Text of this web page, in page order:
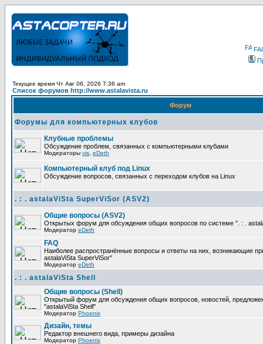
Текущее время Чт Авг 06, 2026 7:36 am
Список форумов http://www.astalavista.ru
Форум
Форумы для компьютерных клубов
Клубные проблемы
Обсуждение проблем, связанных с компьютерными клубами
Модераторы vis eDeth
Компьютерный клуб под Linux
Обсуждение вопросов, связанных с переходом клубов на Linux
. : . astalaViSta SuperViSor (ASV2)
Общие вопросы (ASV2)
Открытых форум для обсуждения общих вопросов по системе ". : .
Модератор eDeth
FAQ
Наиболее распространённые вопросы и ответы на них, возникающие
astalaViSta SuperViSor"
Модератор eDeth
. : . astalaViSta Shell
Общие вопросы (Shell)
Открытый форум для обсуждения общих вопросов, новостей,
"astalaViSta Shell"
Модератор Phoenix
Дизайн, темы
Редактор внешнего вида, примеры дизайна
Модератор Phoenix